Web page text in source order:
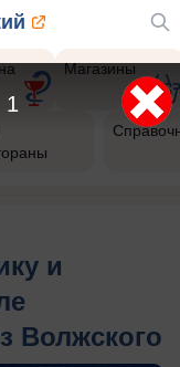
Магазины
и
Волжского